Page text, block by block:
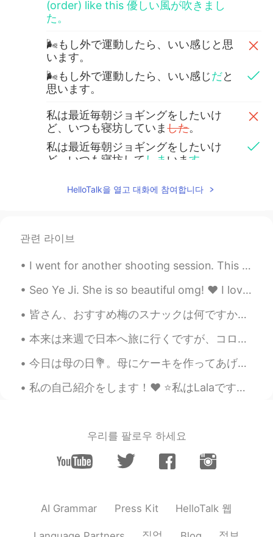
(order) like this 優しい風が吹きまし
た。
🌬もし外で運動したら、いい感じと思
います。
🌬もし外で運動したら、いい感じだと
思います。
私は最近毎朝ジョギングをしたいけ
ど、いつも寝坊していました。
私は最近毎朝ジョギングをしたいけ
ど、いつも寝坊して しま います
🤣 5時頃起きたいが、ほとんど7時に起
would say たいていinstead of ほとん
word in dictionary, its meaning is
looking down the meaning list, you
can find たいてい.
太陽はもうのば て、その時暑くな りま
した。
太陽はもうの ぼって、そと(outside)
す。
🌤 結局は家で 運動しました。
miya 2020.12.01 14:55
今日はもう12月ですね！
this without 「今日は」It's sounds
HelloTalk을 열고 대화에 참여합니다
관련 라이브
I went for another shooting session. This time, I had the archery range all to myself. I shot for...
Seo Ye Ji. She is so beautiful omg! ❤️ I love her character in the drama "It's okay to be not oka...
皆さん、おすすめ梅のスナックは何ですか？ 私はいつも梅が好きから今週梅スナックを食べた。もっと塩っぱくて、酸っぱいと思うけど全然違うの。これの味は以上梅スナックはように異なるでした。マイルドな味...
本来は来週で日本へ旅に行くですが、コロナのせいでキャンセルしたので凄く残念です またこの目で色んな景色を見て、沢山の人に会って、色んな事を経験して、皆の文化に触れるのは楽しいです 何度でも行...
今日は母の日💐。母にケーキを作ってあげました! 昨年もケーキを作りました。 ハート形のケーキは先週にお店ヘ買った。ママは何も欲しくないから、ケーキを作ったんだ。 皆さん、母の日はどうやって祝...
私の自己紹介をします！❤️ ⭐️私はLalaです。マレーシア人のでマレーシアに住んでいます！今年は24歳です、9月に私の誕生日ですよ。 ⭐️日本のことがたくさん好きですのでほとんど毎日私は勉強...
우리를 팔로우 하세요
AI Grammar Press Kit HelloTalk 웹